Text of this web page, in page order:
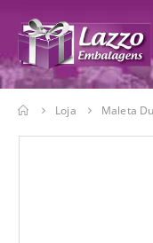
Loja Maleta